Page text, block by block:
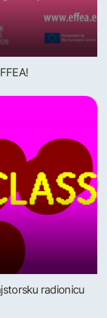
radionicu